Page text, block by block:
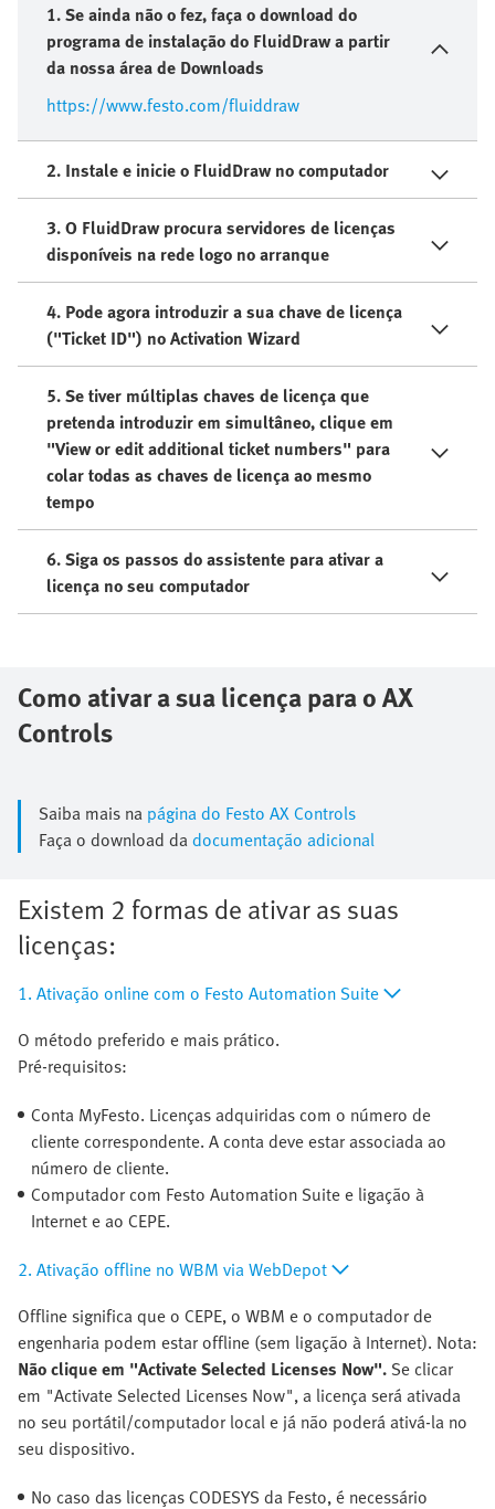
1. Se ainda não o fez, faça o download do
programa de instalação do FluidDraw a partir
da nossa área de Downloads
https://www.festo.com/fluiddraw
2. Instale e inicie o FluidDraw no computador
3. O FluidDraw procura servidores de licenças
disponíveis na rede logo no arranque
4. Pode agora introduzir a sua chave de licença
("Ticket ID") no Activation Wizard
5. Se tiver múltiplas chaves de licença que
pretenda introduzir em simultâneo, clique em
"View or edit additional ticket numbers" para
colar todas as chaves de licença ao mesmo
tempo
6. Siga os passos do assistente para ativar a
licença no seu computador
Como ativar a sua licença para o AX
Controls
Saiba mais na página do Festo AX Controls
Faça o download dadocumentação adicional
Existem 2 formas de ativar as suas
licenças:
1. Ativação online com o Festo Automation Suite
O método preferido e mais prático.
Pré-requisitos:
Conta MyFesto. Licenças adquiridas com o número de
cliente correspondente. A conta deve estar associada ao
número de cliente.
Computador com Festo Automation Suite e ligação à
Internet e ao CEPE.
2. Ativação offline no WBM via WebDepot
Offline significa que o CEPE, o WBM e o computador de
engenharia podem estar offline (sem ligação à Internet). Nota:
Não clique em "Activate Selected Licenses Now". Se clicar
em "Activate Selected Licenses Now", a licença será ativada
no seu portátil/computador local e já não poderá ativá-la no
seu dispositivo.
No caso das licenças CODESYS da Festo, é necessário